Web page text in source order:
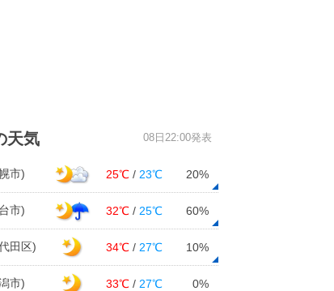
天気 08日22:00発表
市) 25℃ / 23℃ 20%
市) 32℃ / 25℃ 60%
田区) 34℃ / 27℃ 10%
市) 33℃ / 27℃ 0%